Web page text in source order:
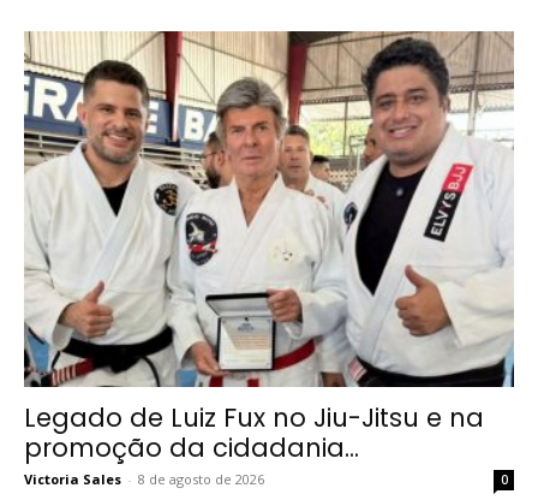
Legado de Luiz Fux no Jiu-Jitsu e na
promoção da cidadania...
Victoria Sales - 8 de agosto de 2026 0